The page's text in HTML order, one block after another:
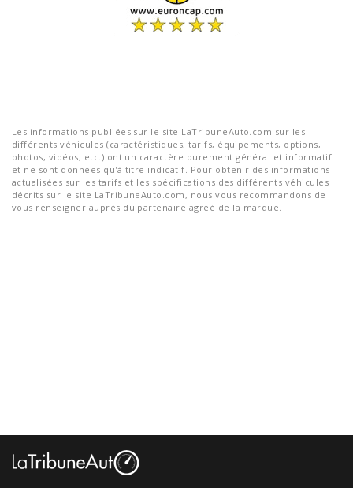
Les informations publiées sur le site LaTribuneAuto.com sur les
différents véhicules (caractéristiques, tarifs, équipements, options,
photos, vidéos, etc.) ont un caractère purement général et informatif
et ne sont données qu'à titre indicatif. Pour obtenir des informations
actualisées sur les tarifs et les spécifications des différents véhicules
décrits sur le site LaTribuneAuto.com, nous vous recommandons de
vous renseigner auprès du partenaire agréé de la marque.